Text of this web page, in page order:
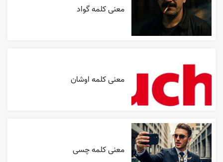
معنی کلمه گواد
معنی کلمه اوشان
معنی کلمه چسی